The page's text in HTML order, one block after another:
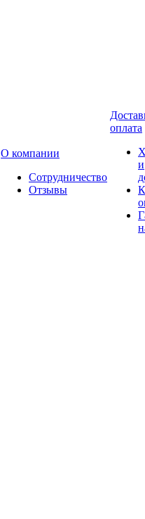
О компании
Сотрудничество
Отзывы
оплата
и